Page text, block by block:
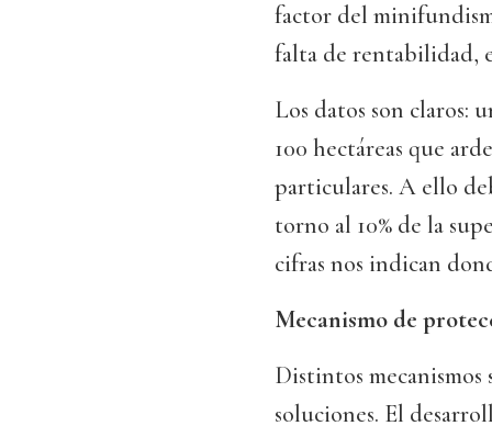
factor del
falta de rentabilidad,
Los datos son claros:
100 hectáreas que
particulares. A ello
torno al 10% de la
cifras nos indican
Mecanismo de
Distintos
soluciones. El